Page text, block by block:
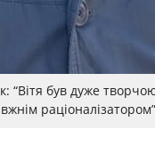
“Вітя був дуже
раціоналізатором”